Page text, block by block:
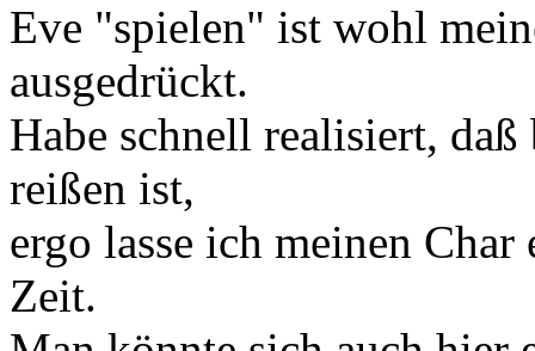
Eve "spielen" ist wohl
ausgedrückt.
Habe schnell realisiert,
reißen ist,
ergo lasse ich meinen
Zeit.